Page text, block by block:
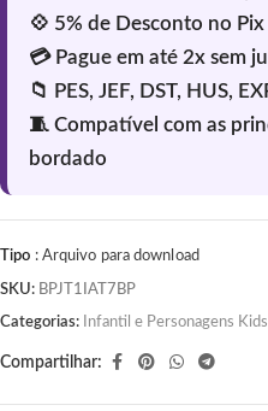
Tipo : Arquivo para download
SKU: BPJT1IAT7BP
Categorias: Infantil e Personagens Kids
Compartilhar: